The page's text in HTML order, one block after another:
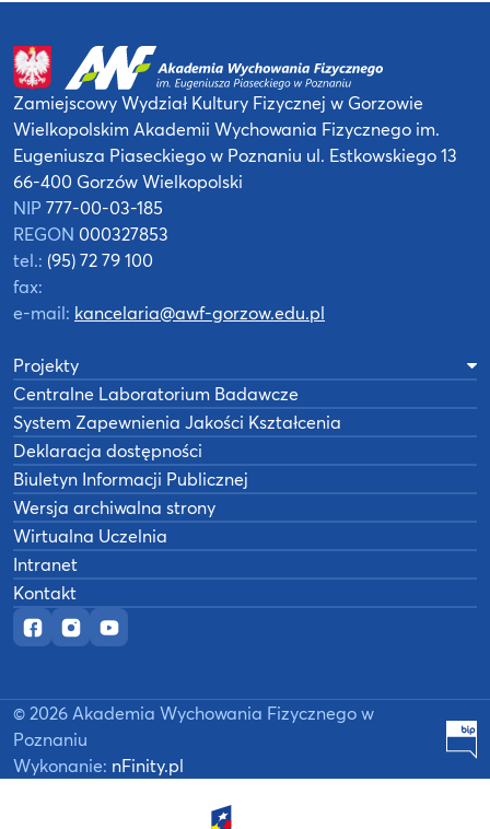
Oficjalny fanpage w serwisie Facebook
Oficjalny profil na Instagramie
Oficjalny kanał YouTube
Zamiejscowy Wydział Kultury Fizycznej w Gorzowie
Wielkopolskim Akademii Wychowania Fizycznego im.
Eugeniusza Piaseckiego w Poznaniu ul. Estkowskiego 13
66-400 Gorzów Wielkopolski
NIP 777-00-03-185
REGON 000327853
tel.: (95) 72 79 100
fax:
e-mail: kancelaria@awf-gorzow.edu.pl
Projekty
Centralne Laboratorium Badawcze
System Zapewnienia Jakości Kształcenia
Deklaracja dostępności
Biuletyn Informacji Publicznej
Wersja archiwalna strony
Wirtualna Uczelnia
Intranet
Kontakt
© 2026 Akademia Wychowania Fizycznego w
Poznaniu
Wykonanie: nFinity.pl